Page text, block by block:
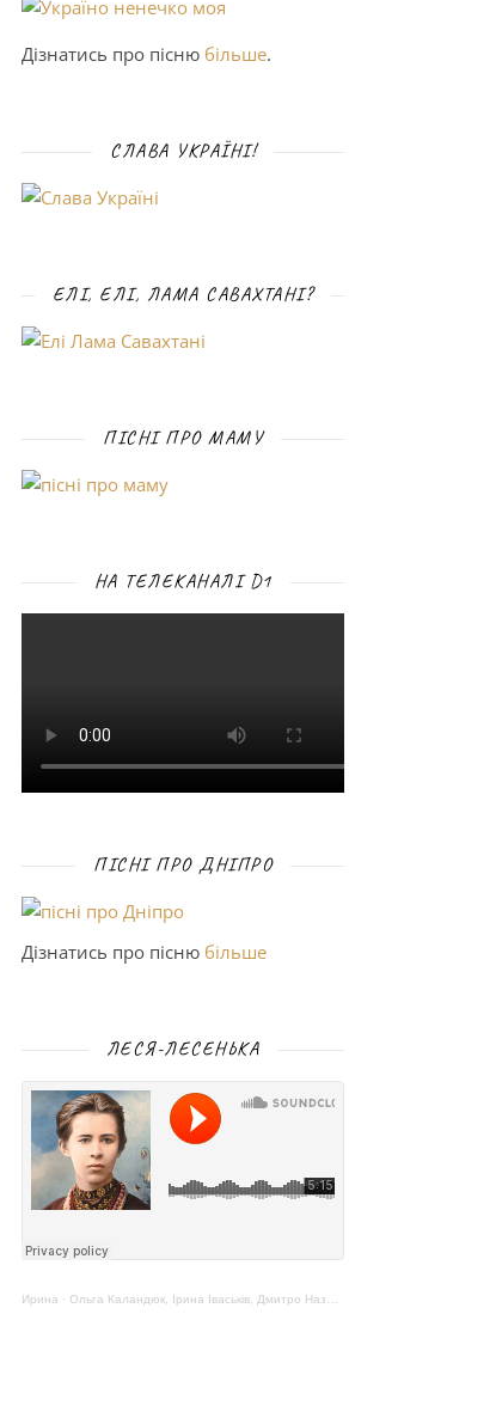
Дізнатись про пісню більше.
СЛАВА УКРАЇНІ!
ЕЛІ, ЕЛІ, ЛАМА САВАХТАНІ?
ПІСНІ ПРО МАМУ
НА ТЕЛЕКАНАЛІ D1
ПІСНІ ПРО ДНІПРО
Дізнатись про пісню більше
ЛЕСЯ-ЛЕСЕНЬКА
Ирина · Ольга Каландюк, Ірина Іваськів, Дмитро Назаренко – Леся-Лесенька